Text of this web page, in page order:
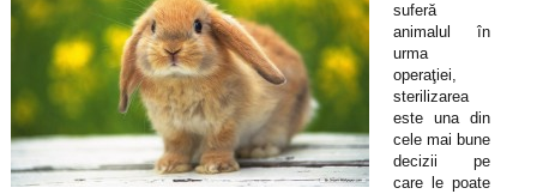
suferă
animalul în
urma
operaţiei,
sterilizarea
este una din
cele mai bune
decizii pe
care le poate